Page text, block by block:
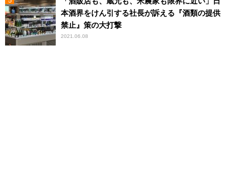
本酒界をけん引する社長が訴える『酒類の提供
禁止』策の大打撃
2021.06.08